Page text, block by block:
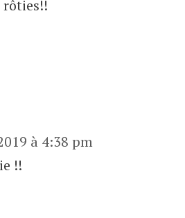
rôties!!
à 4:38 pm
!!